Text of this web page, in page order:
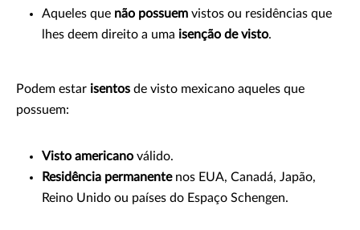
Aqueles que não possuem vistos ou residências que
lhes deem direito a uma isenção de visto.
Podem estar isentos de visto mexicano aqueles que
possuem:
Visto americano válido.
Residência permanentenos EUA, Canadá, Japão,
Reino Unido ou países do Espaço Schengen.